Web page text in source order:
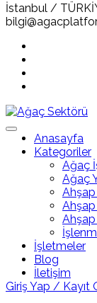
İstanbul /
Anasayfa
Kategoriler
Ağaç
Ağaç
İşletmeler
Blog
İletişim
Giriş Yap / Kayıt